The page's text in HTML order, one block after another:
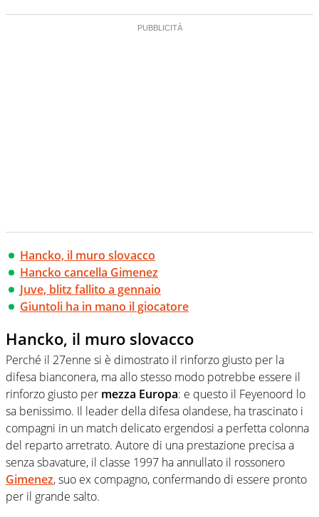
Hancko, il muro slovacco
Hancko cancella Gimenez
Juve, blitz fallito a gennaio
Giuntoli ha in mano il giocatore
Hancko, il muro slovacco
Perché il 27enne si è dimostrato il rinforzo giusto per la
difesa bianconera, ma allo stesso modo potrebbe essere il
rinforzo giusto per mezza Europa: e questo il Feyenoord lo
sa benissimo. Il leader della difesa olandese, ha trascinato i
compagni in un match delicato ergendosi a perfetta colonna
del reparto arretrato. Autore di una prestazione precisa a
senza sbavature, il classe 1997 ha annullato il rossonero
Gimenez, suo ex compagno, confermando di essere pronto
per il grande salto.